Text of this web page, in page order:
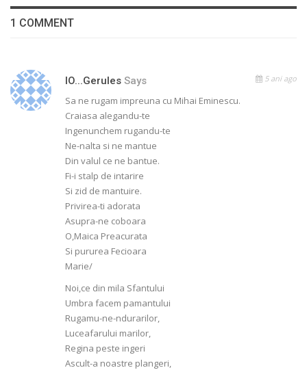
1 COMMENT
IO...gerules Says 5 ani ago
Sa ne rugam impreuna cu Mihai Eminescu.
Craiasa alegandu-te
Ingenunchem rugandu-te
Ne-nalta si ne mantue
Din valul ce ne bantue.
Fi-i stalp de intarire
Si zid de mantuire.
Privirea-ti adorata
Asupra-ne coboara
O,Maica Preacurata
Si pururea Fecioara
Marie/
Noi,ce din mila Sfantului
Umbra facem pamantului
Rugamu-ne-ndurarilor,
Luceafarului marilor,
Regina peste ingeri
Ascult-a noastre plangeri,